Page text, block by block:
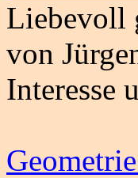
Liebevoll
von
Interesse